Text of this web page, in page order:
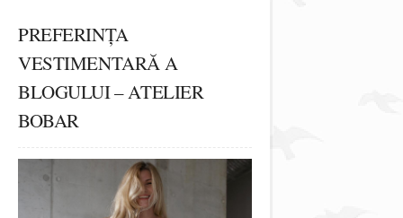
PREFERINȚA
VESTIMENTARĂ A
BLOGULUI – ATELIER
BOBAR